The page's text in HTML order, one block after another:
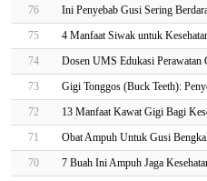
76
Ini Penyebab Gusi Sering
75
4 Manfaat Siwak untuk
74
Dosen UMS Edukasi
73
Gigi Tonggos (Buck Teeth):
72
13 Manfaat Kawat Gigi Bagi
71
Obat Ampuh Untuk Gusi
70
7 Buah Ini Ampuh Jaga